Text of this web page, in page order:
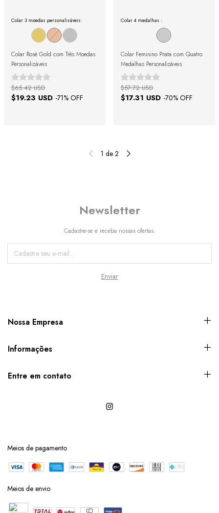
Colar 3 moedas personalisáveis:
Colar Rosé Gold com Três Moedas
Personalizáveis
$19.23 USD -71% OFF
$65.42 USD
Colar 4 medalhas :
Colar Feminino Prata com Quatro
Medalhas Personalizáveis
$17.31 USD -70% OFF
$57.72 USD
1 de 2
Newsletter
Cadastre-se e receba nossas ofertas.
Nossa Empresa
Informações
Entre em contato
Meios de pagamento
Meios de envio